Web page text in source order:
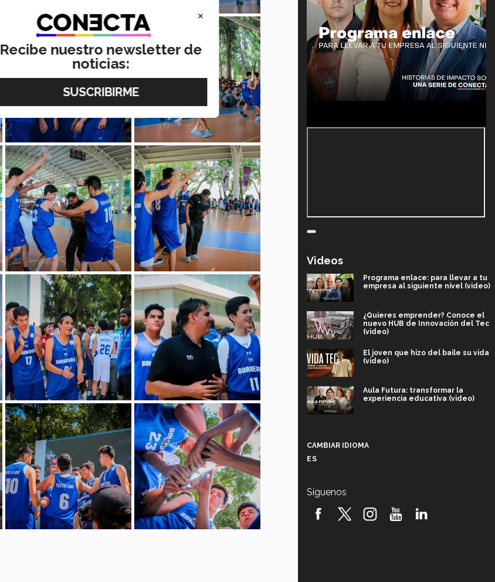
Videos
Programa enlace: para llevar a tu
empresa al siguiente nivel (video)
¿Quieres emprender? Conoce el
nuevo HUB de Innovación del Tec
(video)
El joven que hizo del baile su vida
(video)
Aula Futura: transformar la
experiencia educativa (video)
robótica FIRST 2026! (video)
CAMBIAR IDIOMA
ES
Síguenos
×
Recibe nuestro newsletter de
noticias: